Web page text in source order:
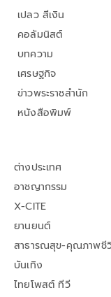
เปลว สีเงิน
คอลัมนิสต์
บทความ
เศรษฐกิจ
ข่าวพระราชสำนัก
หนังสือพิมพ์
ต่างประเทศ
อาชญากรรม
X-CITE
ยานยนต์
สาธารณสุข-คุณภาพชี
บันเทิง
ไทยโพสต์ ทีวี